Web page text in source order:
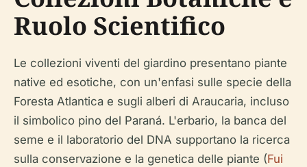
Ruolo Scientifico
Le collezioni viventi del giardino presentano piante
native ed esotiche, con un'enfasi sulle specie della
Foresta Atlantica e sugli alberi di Araucaria, incluso
il simbolico pino del Paraná. L'erbario, la banca del
seme e il laboratorio del DNA supportano la ricerca
sulla conservazione e la genetica delle piante (Fui